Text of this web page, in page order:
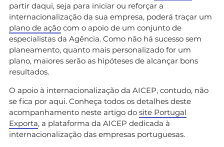
partir daqui, seja para iniciar ou reforçar a
internacionalização da sua empresa, poderá traçar um
plano de ação com o apoio de um conjunto de
especialistas da Agência. Como não há sucesso sem
planeamento, quanto mais personalizado for um
plano, maiores serão as hipóteses de alcançar bons
resultados.
O apoio à internacionalização da AICEP, contudo, não
se fica por aqui. Conheça todos os detalhes deste
acompanhamento neste artigo do site Portugal
Exporta, a plataforma da AICEP dedicada à
internacionalização das empresas portuguesas.